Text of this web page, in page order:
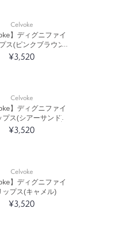
Celvoke
】ディグニファイ
ス(ピンクブラウン)
¥3,520
Celvoke
】ディグニファイ
プス(シアーサンド)
¥3,520
Celvoke
】ディグニファイ
ップス(キャメル)
¥3,520